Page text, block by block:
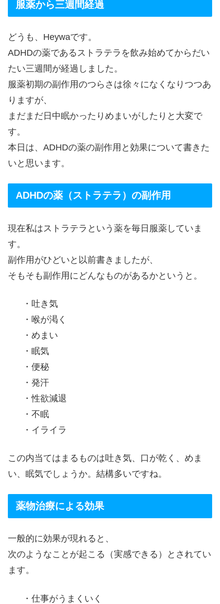
服薬から三週間経過
どうも、Heywaです。
ADHDの薬であるストラテラを飲み始めてからだい
たい三週間が経過しました。
服薬初期の副作用のつらさは徐々になくなりつつあ
りますが、
まだまだ日中眠かったりめまいがしたりと大変で
す。
本日は、ADHDの薬の副作用と効果について書きた
いと思います。
ADHDの薬（ストラテラ）の副作用
現在私はストラテラという薬を毎日服薬していま
す。
副作用がひどいと以前書きましたが、
そもそも副作用にどんなものがあるかというと。
・吐き気
・喉が渇く
・めまい
・眠気
・便秘
・発汗
・性欲減退
・不眠
・イライラ
この内当てはまるものは吐き気、口が乾く、めま
い、眠気でしょうか。結構多いですね。
薬物治療による効果
一般的に効果が現れると、
次のようなことが起こる（実感できる）とされてい
ます。
・仕事がうまくいく